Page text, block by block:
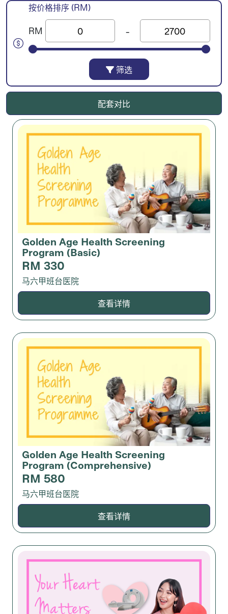
按价格排序 (RM)
RM -
筛选
配套对比
Golden Age Health Screening
Program (Basic)
RM 330
马六甲班台医院
查看详情
Golden Age Health Screening
Program (Comprehensive)
RM 580
马六甲班台医院
查看详情